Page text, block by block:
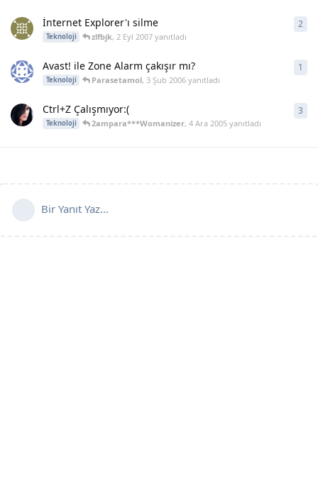
İnternet Explorer'ı silme
Teknoloji zlfbjk,2 Eyl 2007 yanıtladı
2
Avast! ile Zone Alarm çakışır mı?
Teknoloji Parasetamol,3 Şub 2006 yanıtladı
1
Ctrl+Z Çalışmıyor:(
Teknoloji 2ampara***Womanizer,4 Ara 2005 yanıtladı
3
Bir Yanıt Yaz...